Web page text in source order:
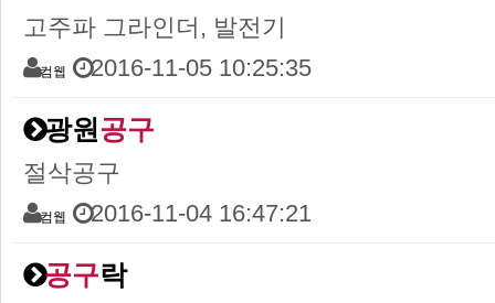
고주파 그라인더, 발전기
컴웹 2016-11-05 10:25:35
광원 공구
절삭공구
컴웹 2016-11-04 16:47:21
공구락